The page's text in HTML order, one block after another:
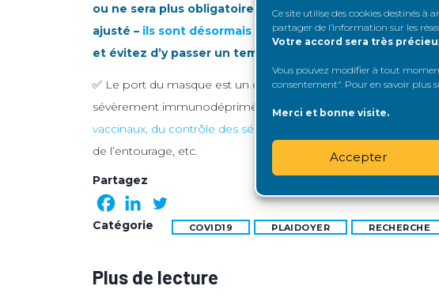
Ce site utilise des cookies destinés
partager de l’information sur les
Votre accord sera très
Vous pouvez modifier à tout
consentement". Pour en savoir plus
Merci et bonne visite.
Accepter
ou ne sera plus obligatoire, on vous encourage
ajusté – ils sont désormais remboursés pour les patients
et évitez d’y passer un temps trop long.
✅ Le port du masque est un outil de protection, mais ce n’est
sévèrement immunodéprimées, transplantées, dialysées, il
vaccinaux, du contrôle des sérologies, des anticorps
de l’entourage, etc.
Partagez
Catégorie COVID19 PLAIDOYER RECHERCHE
Plus de lecture